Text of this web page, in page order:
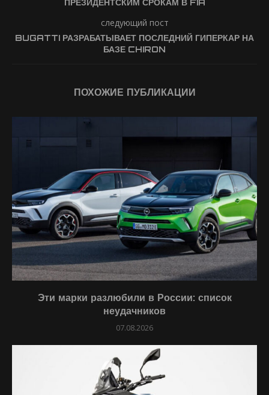
ПРЕЗИДЕНТСКИМ СРОКАМ В FIA
следующий пост
BUGATTI РАЗРАБАТЫВАЕТ ПОСЛЕДНИЙ ГИПЕРКАР НА
БАЗЕ CHIRON
ПОХОЖИЕ ПУБЛИКАЦИИ
Эти марки разлюбили в России: список
неудачников
07.08.2026